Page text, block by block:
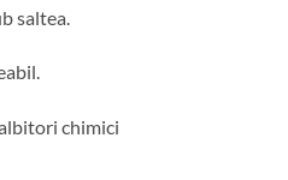
saltea.
chimici